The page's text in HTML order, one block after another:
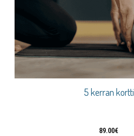
5 kerran kortti
89.00€